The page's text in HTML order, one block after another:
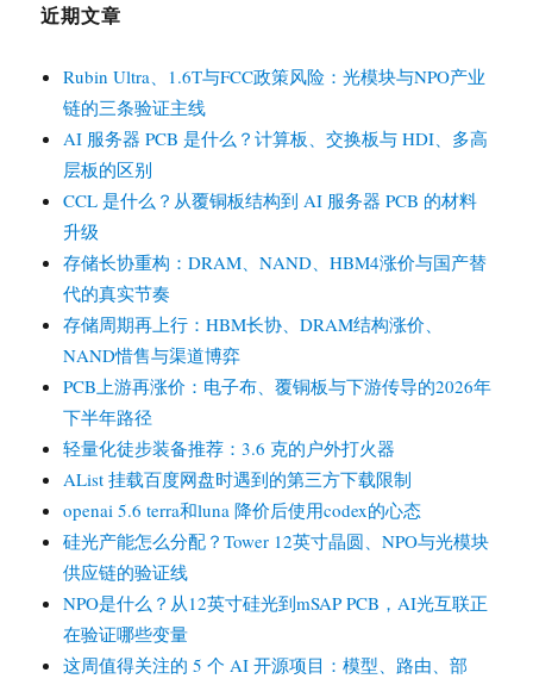
近期文章
Rubin Ultra、1.6T与FCC政策风险：光模块与NPO产业
链的三条验证主线
AI 服务器 PCB 是什么？计算板、交换板与 HDI、多高
层板的区别
CCL 是什么？从覆铜板结构到 AI 服务器 PCB 的材料
升级
存储长协重构：DRAM、NAND、HBM4涨价与国产替
代的真实节奏
存储周期再上行：HBM长协、DRAM结构涨价、
NAND惜售与渠道博弈
PCB上游再涨价：电子布、覆铜板与下游传导的2026年
下半年路径
轻量化徒步装备推荐：3.6 克的户外打火器
AList 挂载百度网盘时遇到的第三方下载限制
openai 5.6 terra和luna 降价后使用codex的心态
硅光产能怎么分配？Tower 12英寸晶圆、NPO与光模块
供应链的验证线
NPO是什么？从12英寸硅光到mSAP PCB，AI光互联正
在验证哪些变量
这周值得关注的 5 个 AI 开源项目：模型、路由、部